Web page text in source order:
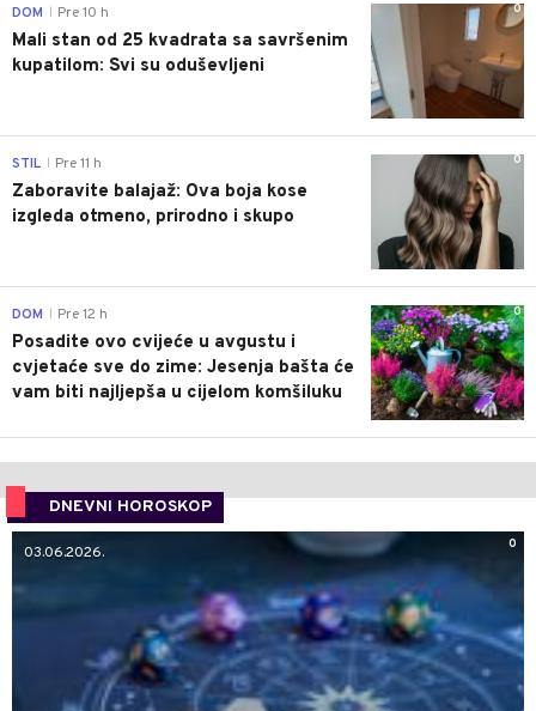
0
DOM Pre 10 h
Mali stan od 25 kvadrata sa savršenim
kupatilom: Svi su oduševljeni
0
STIL Pre 11 h
Zaboravite balajaž: Ova boja kose
izgleda otmeno, prirodno i skupo
0
DOM Pre 12 h
Posadite ovo cvijeće u avgustu i
cvjetaće sve do zime: Jesenja bašta će
vam biti najljepša u cijelom komšiluku
DNEVNI HOROSKOP
0
03.06.2026.